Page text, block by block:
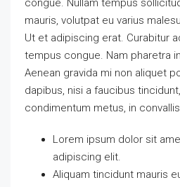
congue. Nullam tempus
mauris, volutpat eu varius
Ut et adipiscing erat. Curabitur
tempus congue. Nam pharetra
Aenean gravida mi non aliquet
dapibus, nisi a faucibus
condimentum metus, in
Lorem ipsum dolor sit
adipiscing elit.
Aliquam tincidunt mauris